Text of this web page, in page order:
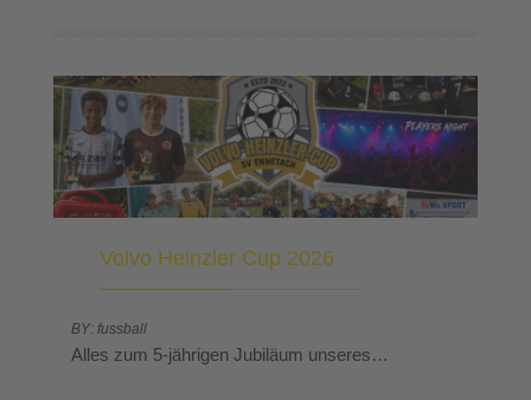
Volvo Heinzler Cup 2026
BY: fussball
Alles zum 5-jährigen Jubiläum unseres…